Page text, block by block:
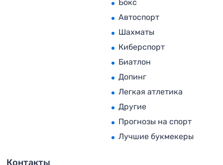
Бокс
Автоспорт
Шахматы
Киберспорт
Биатлон
Допинг
Легкая атлетика
Другие
Прогнозы на спорт
Лучшие букмекеры
Контакты